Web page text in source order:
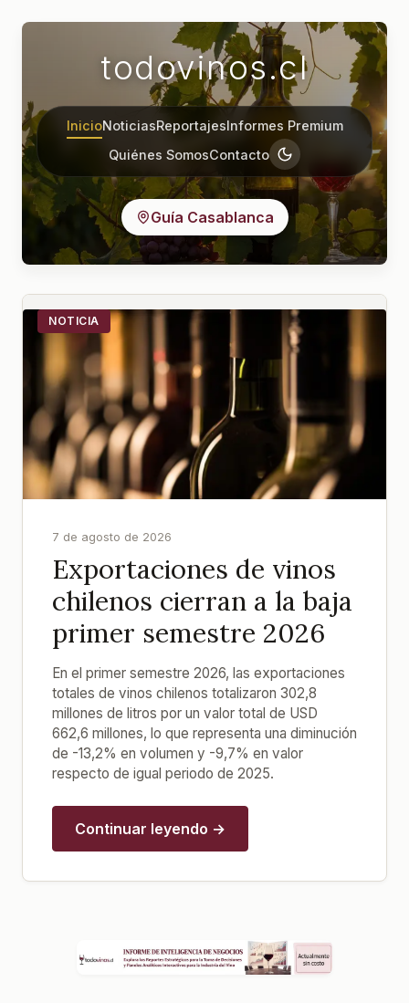
todovinos.cl
InicioNoticiasReportajesInformes Premium
Quiénes SomosContacto
Guía Casablanca
NOTICIA
7 de agosto de 2026
Exportaciones de vinos
chilenos cierran a la baja
primer semestre 2026
En el primer semestre 2026, las exportaciones
totales de vinos chilenos totalizaron 302,8
millones de litros por un valor total de USD
662,6 millones, lo que representa una diminución
de -13,2% en volumen y -9,7% en valor
respecto de igual periodo de 2025.
Continuar leyendo →